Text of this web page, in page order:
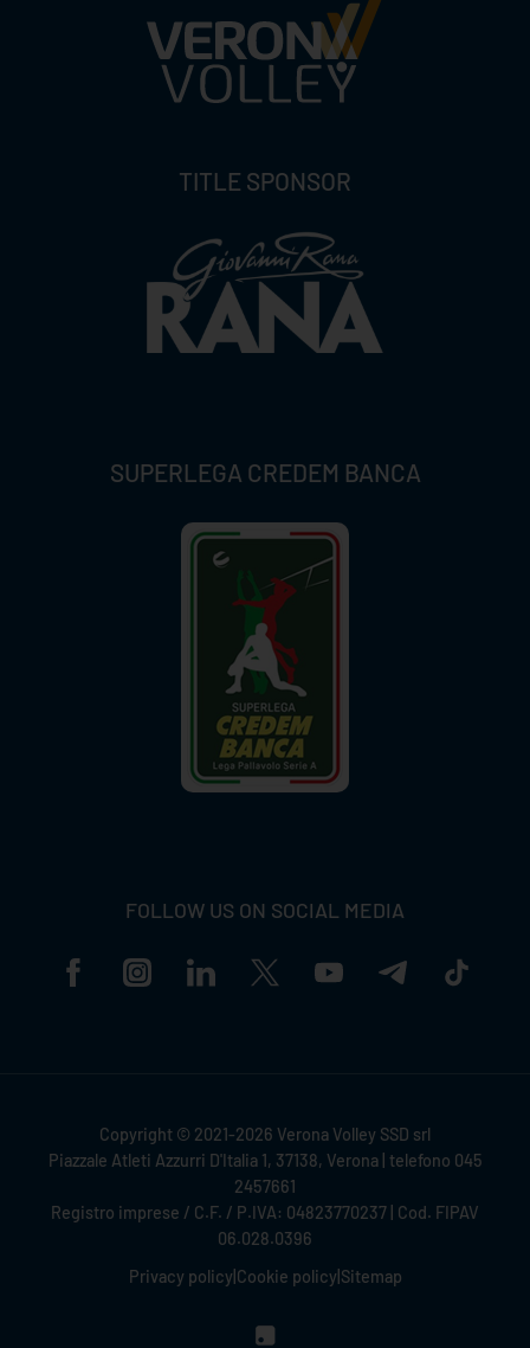
TITLE SPONSOR
SUPERLEGA CREDEM BANCA
FOLLOW US ON SOCIAL MEDIA
Copyright © 2021-2026 Verona Volley SSD srl
Piazzale Atleti Azzurri D'Italia 1, 37138, Verona | telefono 045
2457661
Registro imprese / C.F. / P.IVA: 04823770237 | Cod. FIPAV
06.028.0396
Privacy policy Cookie policy Sitemap